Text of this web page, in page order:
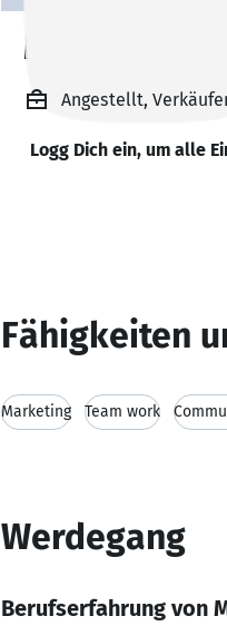
M.H Abo
Angestellt,
Logg Dich ein, um alle
Fähigkeiten
Marketing Team work
Werdegang
Berufserfahrung von